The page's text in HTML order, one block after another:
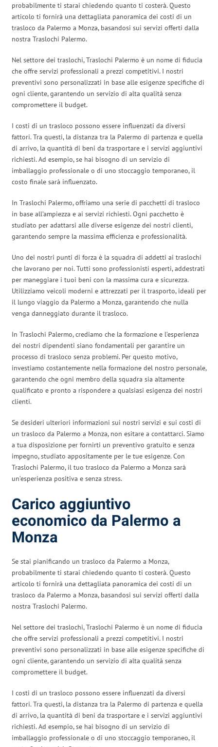
probabilmente ti starai chiedendo quanto ti costerà. Questo
articolo ti fornirà una dettagliata panoramica dei costi di un
trasloco da Palermo a Monza, basandosi sui servizi offerti dalla
nostra Traslochi Palermo.
Nel settore dei traslochi, Traslochi Palermo è un nome di fiducia
che offre servizi professionali a prezzi competitivi. I nostri
preventivi sono personalizzati in base alle esigenze specifiche di
ogni cliente, garantendo un servizio di alta qualità senza
compromettere il budget.
I costi di un trasloco possono essere influenzati da diversi
fattori. Tra questi, la distanza tra la Palermo di partenza e quella
di arrivo, la quantità di beni da trasportare e i servizi aggiuntivi
richiesti. Ad esempio, se hai bisogno di un servizio di
imballaggio professionale o di uno stoccaggio temporaneo, il
costo finale sarà influenzato.
In Traslochi Palermo, offriamo una serie di pacchetti di trasloco
in base all’ampiezza e ai servizi richiesti. Ogni pacchetto è
studiato per adattarsi alle diverse esigenze dei nostri clienti,
garantendo sempre la massima efficienza e professionalità.
Uno dei nostri punti di forza è la squadra di addetti ai traslochi
che lavorano per noi. Tutti sono professionisti esperti, addestrati
per maneggiare i tuoi beni con la massima cura e sicurezza.
Utilizziamo veicoli moderni e attrezzati per il trasporto, ideali per
il lungo viaggio da Palermo a Monza, garantendo che nulla
venga danneggiato durante il trasloco.
In Traslochi Palermo, crediamo che la formazione e l’esperienza
dei nostri dipendenti siano fondamentali per garantire un
processo di trasloco senza problemi. Per questo motivo,
investiamo costantemente nella formazione del nostro personale,
garantendo che ogni membro della squadra sia altamente
qualificato e pronto a rispondere a qualsiasi esigenza dei nostri
clienti.
Se desideri ulteriori informazioni sui nostri servizi e sui costi di
un trasloco da Palermo a Monza, non esitare a contattarci. Siamo
a tua disposizione per fornirti un preventivo gratuito e senza
impegno, studiato appositamente per le tue esigenze. Con
Traslochi Palermo, il tuo trasloco da Palermo a Monza sarà
un’esperienza positiva e senza stress.
Carico aggiuntivo
economico da Palermo a
Monza
Se stai pianificando un trasloco da Palermo a Monza,
probabilmente ti starai chiedendo quanto ti costerà. Questo
articolo ti fornirà una dettagliata panoramica dei costi di un
trasloco da Palermo a Monza, basandosi sui servizi offerti dalla
nostra Traslochi Palermo.
Nel settore dei traslochi, Traslochi Palermo è un nome di fiducia
che offre servizi professionali a prezzi competitivi. I nostri
preventivi sono personalizzati in base alle esigenze specifiche di
ogni cliente, garantendo un servizio di alta qualità senza
compromettere il budget.
I costi di un trasloco possono essere influenzati da diversi
fattori. Tra questi, la distanza tra la Palermo di partenza e quella
di arrivo, la quantità di beni da trasportare e i servizi aggiuntivi
richiesti. Ad esempio, se hai bisogno di un servizio di
imballaggio professionale o di uno stoccaggio temporaneo, il